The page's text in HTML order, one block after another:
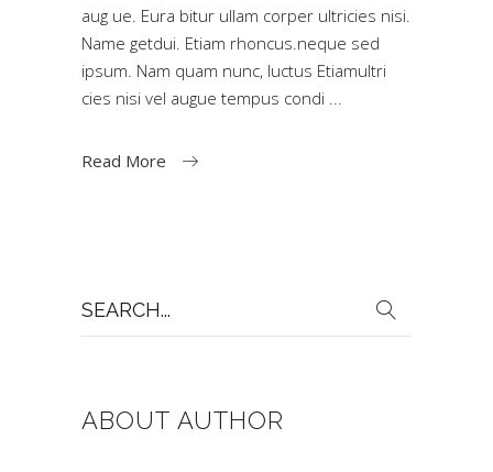
aug ue. Eura bitur ullam corper ultricies nisi.
Name getdui. Etiam rhoncus.neque sed
ipsum. Nam quam nunc, luctus Etiamultri
cies nisi vel augue tempus condi
Read More
for:
ABOUT AUTHOR